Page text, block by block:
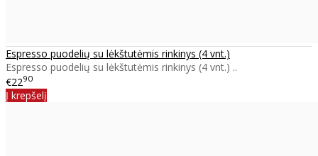
Espresso puodelių su lėkštutėmis rinkinys (4 vnt.)
Espresso puodelių su lėkštutėmis rinkinys (4 vnt.) ..
€2290
Į krepšelį